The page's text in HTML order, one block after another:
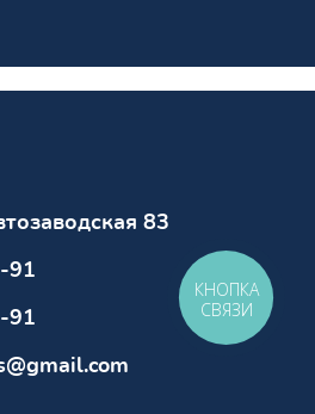
83
91
91
КНОПКА
СВЯЗИ